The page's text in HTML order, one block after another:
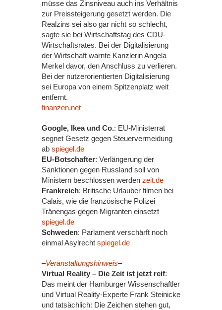
müsse das Zinsniveau auch ins Verhältnis
zur Preissteigerung gesetzt werden. Die
Realzins sei also gar nicht so schlecht,
sagte sie bei Wirtschaftstag des CDU-
Wirtschaftsrates. Bei der Digitalisierung
der Wirtschaft warnte Kanzlerin Angela
Merkel davor, den Anschluss zu verlieren.
Bei der nutzerorientierten Digitalisierung
sei Europa von einem Spitzenplatz weit
entfernt.
finanzen.net
Google, Ikea und Co.: EU-Ministerrat
segnet Gesetz gegen Steuervermeidung
ab spiegel.de
EU-Botschafter: Verlängerung der
Sanktionen gegen Russland soll von
Ministern beschlossen werden zeit.de
Frankreich: Britische Urlauber filmen bei
Calais, wie die französische Polizei
Tränengas gegen Migranten einsetzt
spiegel.de
Schweden: Parlament verschärft noch
einmal Asylrecht spiegel.de
–Veranstaltungshinweis–
Virtual Reality – Die Zeit ist jetzt reif:
Das meint der Hamburger Wissenschaftler
und Virtual Reality-Experte Frank Steinicke
und tatsächlich: Die Zeichen stehen gut,